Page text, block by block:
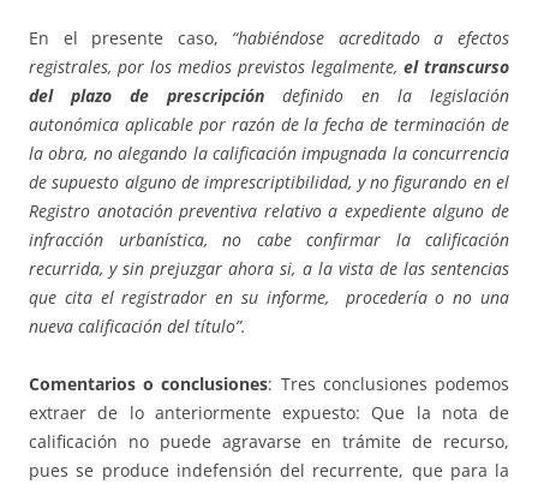
En el presente caso, “habiéndose acreditado a efectos
registrales, por los medios previstos legalmente, el transcurso
del plazo de prescripción definido en la legislación
autonómica aplicable por razón de la fecha de terminación de
la obra, no alegando la calificación impugnada la concurrencia
de supuesto alguno de imprescriptibilidad, y no figurando en el
Registro anotación preventiva relativo a expediente alguno de
infracción urbanística, no cabe confirmar la calificación
recurrida, y sin prejuzgar ahora si, a la vista de las sentencias
que cita el registrador en su informe, procedería o no una
nueva calificación del título”.
Comentarios o conclusiones: Tres conclusiones podemos
extraer de lo anteriormente expuesto: Que la nota de
calificación no puede agravarse en trámite de recurso,
pues se produce indefensión del recurrente, que para la